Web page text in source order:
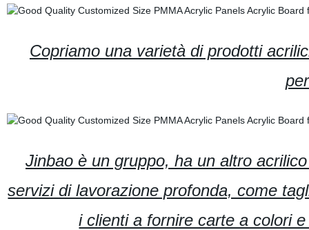
Copriamo una varietà di prodotti
Jinbao è un gruppo, ha un altro
servizi di lavorazione profonda, come
i clienti a fornire carte a colori